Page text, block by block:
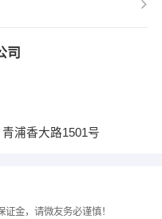
司
浦香大路1501号
金，请微友务必谨慎！